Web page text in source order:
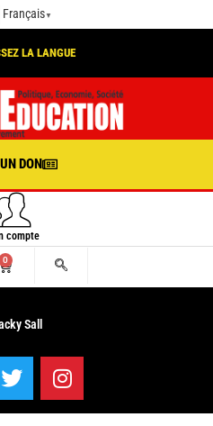
Français ▼
LA LANGUE
DON
compte
0
Sall